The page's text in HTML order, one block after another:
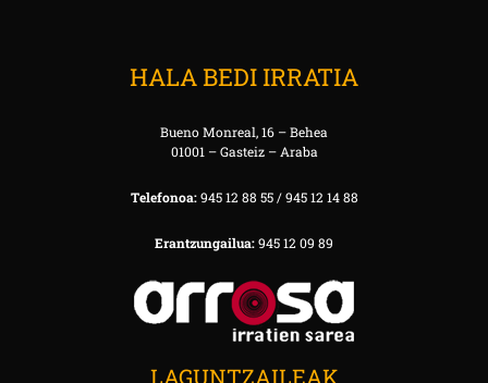
HALA BEDI IRRATIA
Bueno Monreal, 16 – Behea
01001 – Gasteiz – Araba
Telefonoa:945 12 88 55 / 945 12 14 88
Erantzungailua:945 12 09 89
LAGUNTZAILEAK